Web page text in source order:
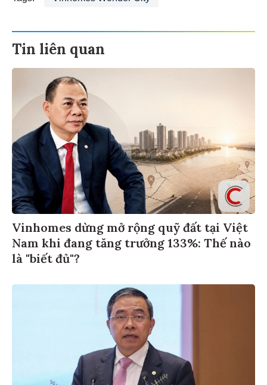
Tin liên quan
Vinhomes dừng mở rộng quỹ đất tại Việt
Nam khi đang tăng trưởng 133%: Thế nào
là "biết đủ"?